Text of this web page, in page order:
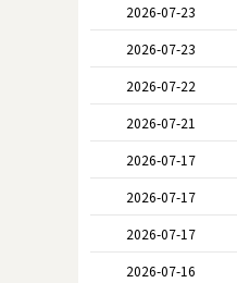
2026-07-23
2026-07-23
2026-07-22
2026-07-21
2026-07-17
2026-07-17
2026-07-17
2026-07-16